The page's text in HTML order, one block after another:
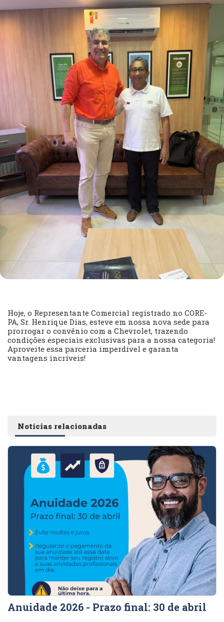
Hoje, o Representante Comercial registrado no CORE-
PA, Sr. Henrique Dias, esteve em nossa nova sede para
prorrogar o convênio com a Chevrolet, trazendo
condições especiais exclusivas para a nossa categoria!
Aproveite essa parceria imperdível e garanta
vantagens incríveis!
Notícias relacionadas
Anuidade 2026 - Prazo final: 30 de abril